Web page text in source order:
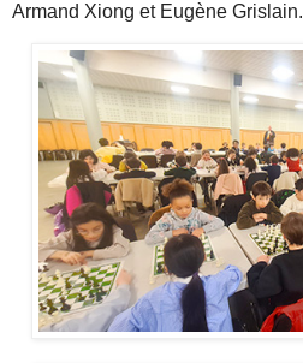
Armand Xiong et Eugène Grislain.